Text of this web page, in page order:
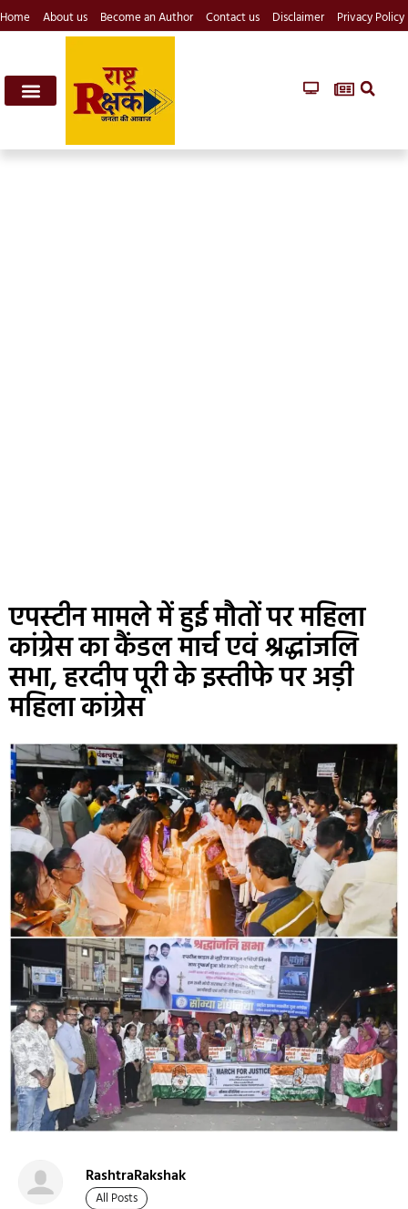
Home About us Become an Author Contact us Disclaimer Privacy Policy
एपस्टीन मामले में हुई मौतों पर महिला
कांग्रेस का कैंडल मार्च एवं श्रद्धांजलि
सभा, हरदीप पूरी के इस्तीफे पर अड़ी
महिला कांग्रेस
RashtraRakshak
All Posts